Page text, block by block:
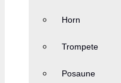
Horn
Trompete
Posaune